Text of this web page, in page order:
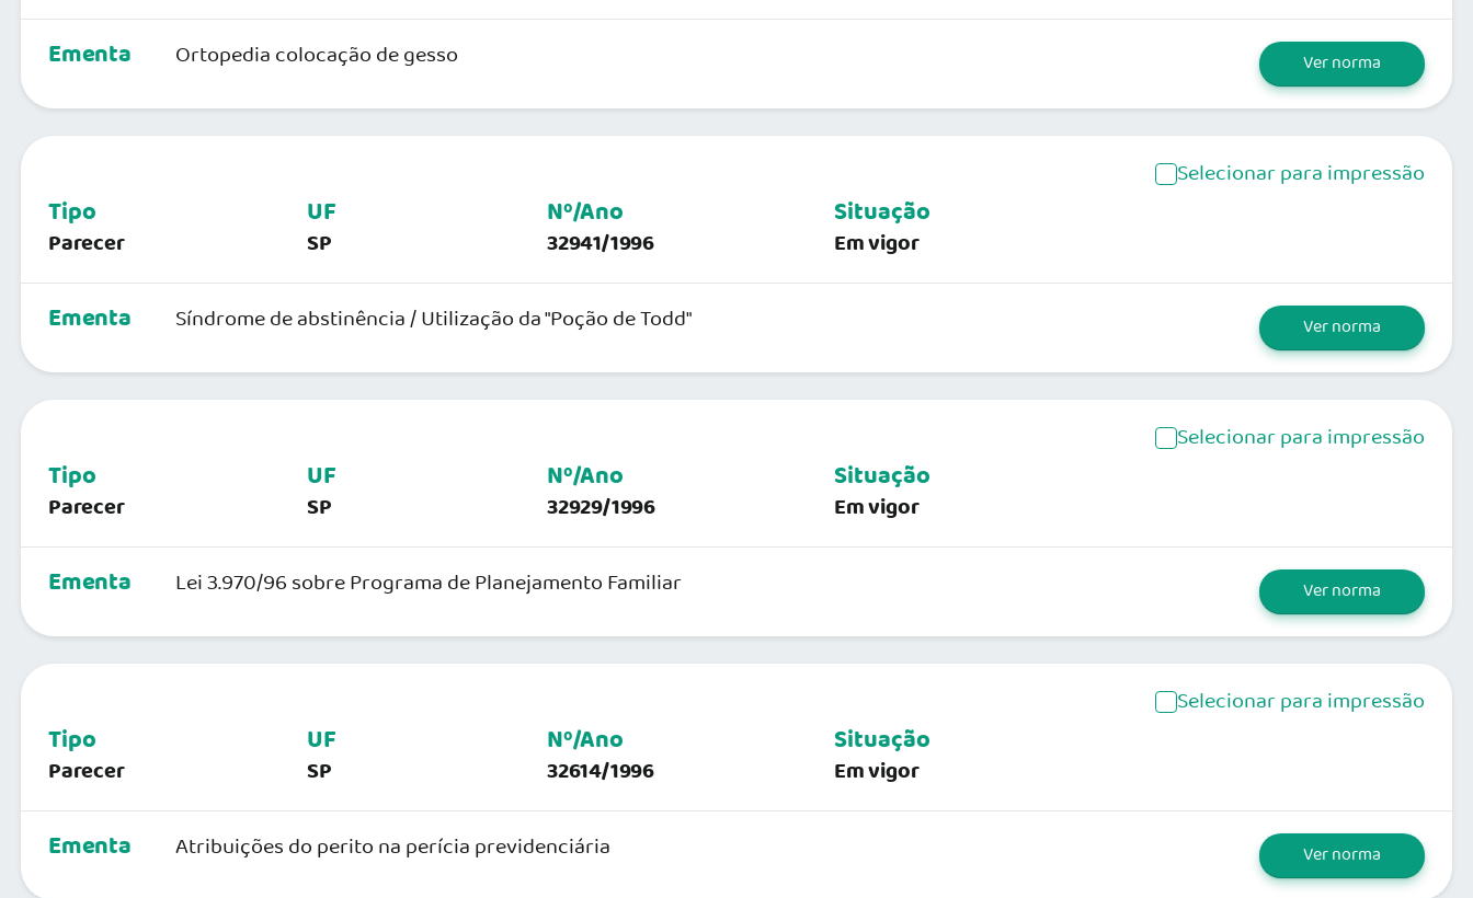
Ementa Ortopedia colocação de gesso Ver norma
Selecionar para impressão
Tipo
Parecer
UF
SP
Nº/Ano
32941/1996
Situação
Em vigor
Ementa Síndrome de abstinência / Utilização da "Poção de Todd" Ver norma
Selecionar para impressão
Tipo
Parecer
UF
SP
Nº/Ano
32929/1996
Situação
Em vigor
Ementa Lei 3.970/96 sobre Programa de Planejamento Familiar Ver norma
Selecionar para impressão
Tipo
Parecer
UF
SP
Nº/Ano
32614/1996
Situação
Em vigor
Ementa Atribuições do perito na perícia previdenciária Ver norma